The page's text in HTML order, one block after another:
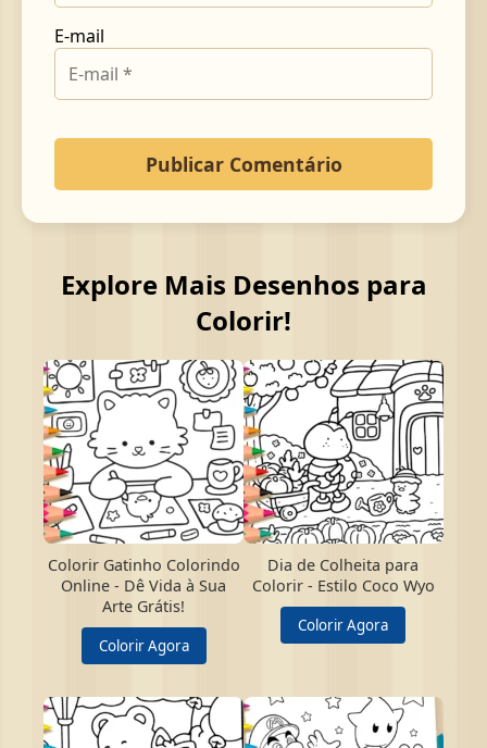
E-mail
Explore Mais Desenhos para
Colorir!
Colorir Gatinho Colorindo
Online - Dê Vida à Sua
Arte Grátis!
Colorir Agora
Dia de Colheita para
Colorir - Estilo Coco Wyo
Colorir Agora